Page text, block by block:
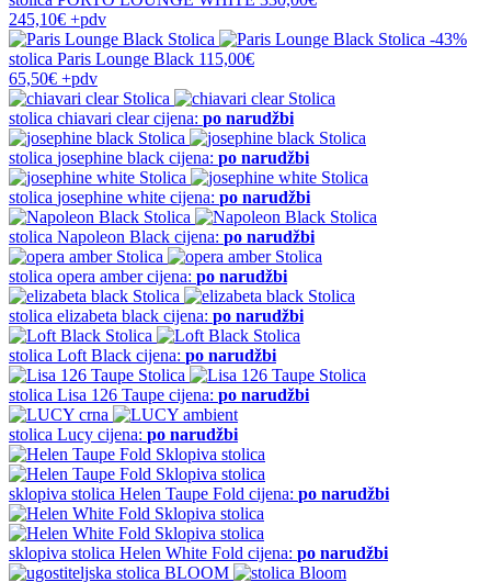
245,10€ +pdv
-43%
stolica Paris Lounge Black 115,00€
65,50€ +pdv
stolica chiavari clear cijena: po narudžbi
stolica josephine black cijena: po narudžbi
stolica josephine white cijena: po narudžbi
stolica Napoleon Black cijena: po narudžbi
stolica opera amber cijena: po narudžbi
stolica elizabeta black cijena: po narudžbi
stolica Loft Black cijena: po narudžbi
stolica Lisa 126 Taupe cijena: po narudžbi
stolica Lucy cijena: po narudžbi
sklopiva stolica Helen Taupe Fold cijena: po narudžbi
sklopiva stolica Helen White Fold cijena: po narudžbi